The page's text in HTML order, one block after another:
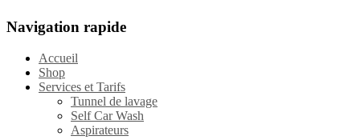
Navigation rapide
Accueil
Shop
Services et Tarifs
Tunnel de lavage
Self Car Wash
Aspirateurs